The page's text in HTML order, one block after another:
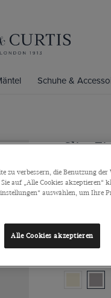
Schuhe &
Slim
Einteiliger
Baumwolle
zu verbessern, die Benutzung der
auf „Alle Cookies akzeptieren“
auswählen, um Ihre
Alle Cookies akzeptieren